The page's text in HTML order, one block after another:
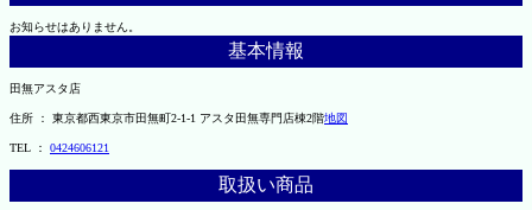
お知らせはありません。
基本情報
田無アスタ店
住所 ： 東京都西東京市田無町2-1-1 アスタ田無専門店棟2階地図
TEL ： 0424606121
取扱い商品